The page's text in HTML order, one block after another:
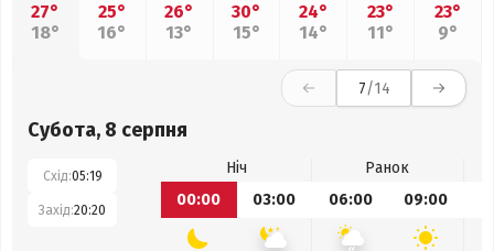
27°
18°
25°
16°
26°
13°
30°
15°
24°
14°
23°
11°
23°
9°
7/14
Субота, 8 серпня
Схід:05:19
Захід:20:20
Ніч
Ранок
00:00
03:00 06:00 09:00